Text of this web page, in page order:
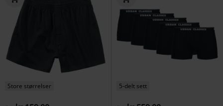
Store størrelser 5-delt sett